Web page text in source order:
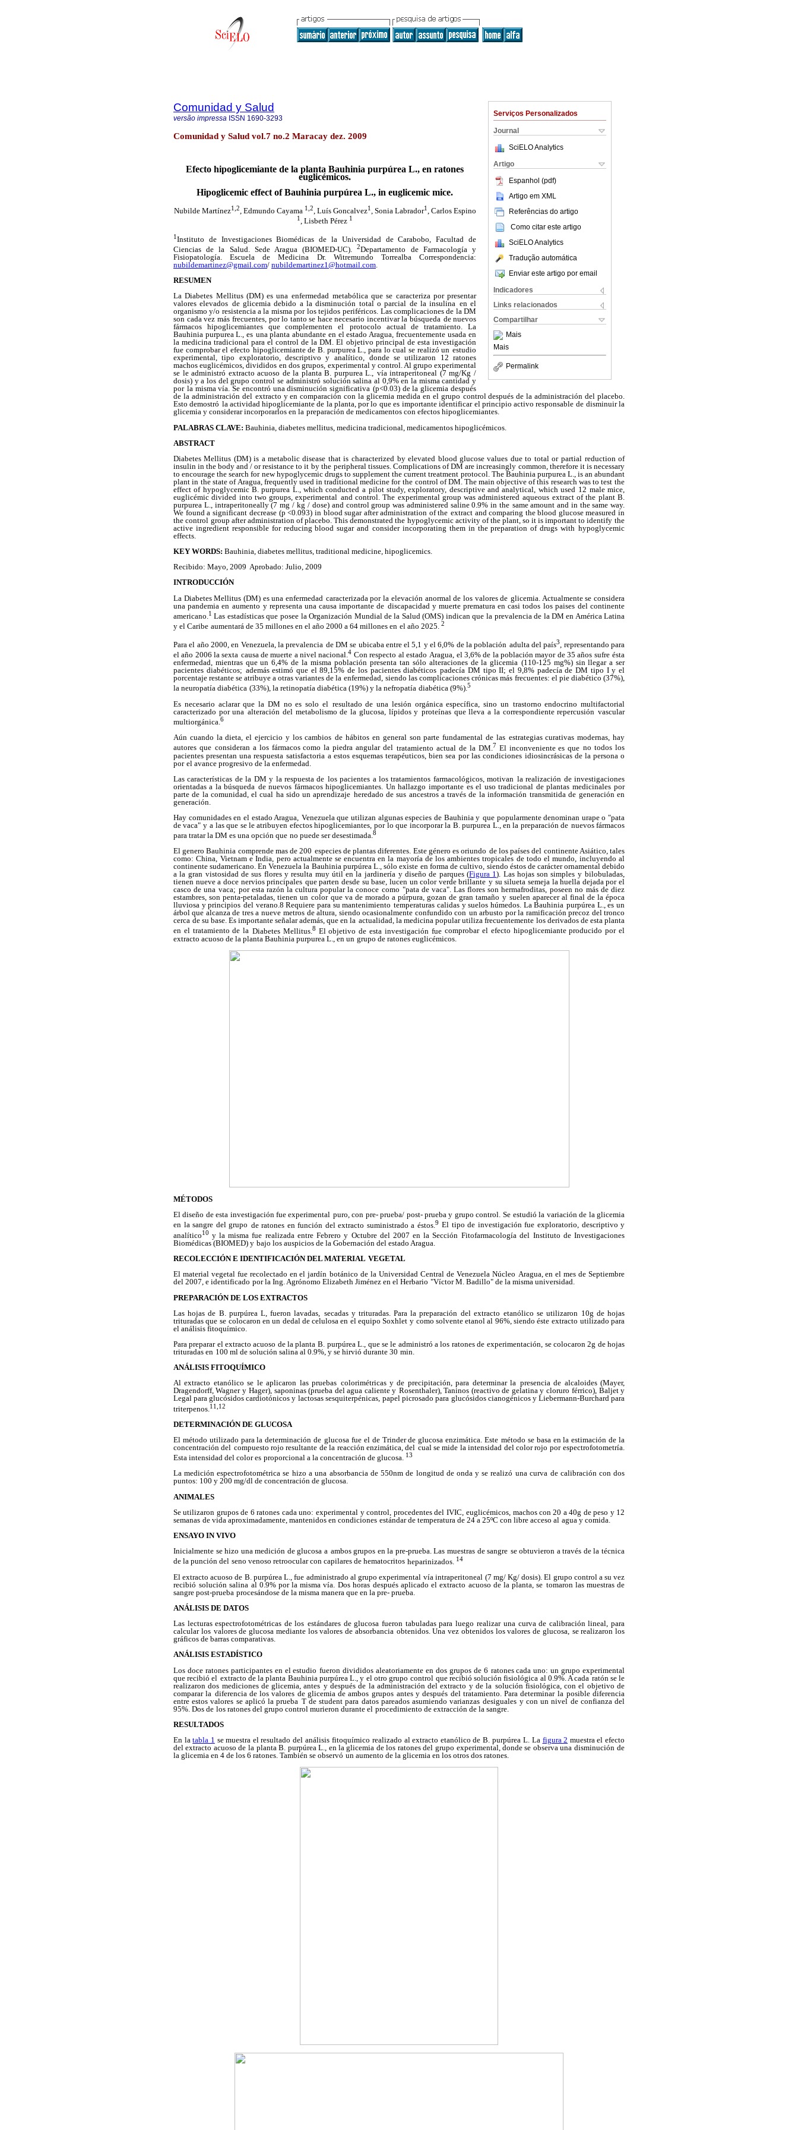
Serviços Personalizados
Journal
SciELO Analytics
Artigo
Espanhol (pdf)
Artigo em XML
Referências do artigo
Como citar este artigo
SciELO Analytics
Tradução automática
Enviar este artigo por email
Indicadores
Links relacionados
Compartilhar
Mais
Mais
Permalink
Comunidad y Salud
versão impressa ISSN 1690-3293
Comunidad y Salud vol.7 no.2 Maracay dez. 2009
Efecto hipoglicemiante de la planta Bauhinia purpúrea L., en ratones
euglicémicos.
Hipoglicemic effect of Bauhinia purpúrea L., in euglicemic mice.
Nubilde Martínez1,2 , Edmundo Cayama 1,2 , Luís Goncalvez1 , Sonia Labrador1 , Carlos Espino
1, Lisbeth Pérez 1
1Instituto de Investigaciones Biomédicas de la Universidad de Carabobo, Facultad de
Ciencias de la Salud. Sede Aragua (BIOMED-UC).2Departamento de Farmacología y
Fisiopatología. Escuela de Medicina Dr. Witremundo Torrealba Correspondencia:
nubildemartinez@gmail.com/ nubildemartinez1@hotmail.com
RESUMEN
La Diabetes Mellitus (DM) es una enfermedad metabólica que se caracteriza por presentar
valores elevados de glicemia debido a la disminución total o parcial de la insulina en el
organismo y/o resistencia a la misma por los tejidos periféricos. Las complicaciones de la DM
son cada vez más frecuentes, por lo tanto se hace necesario incentivar la búsqueda de nuevos
fármacos hipoglicemiantes que complementen el
protocolo actual de tratamiento. La
Bauhinia purpurea L., es una planta abundante en el estado Aragua, frecuentemente usada en
la medicina tradicional para el control de la DM. El objetivo principal de esta investigación
fue comprobar el efecto hipoglicemiante de B. purpurea L., para lo cual se realizó un estudio
experimental, tipo exploratorio, descriptivo y analítico, donde se utilizaron 12 ratones
machos euglicémicos, divididos en dos grupos, experimental y control. Al grupo experimental
se le administró extracto acuoso de la planta B. purpurea L., vía intraperitoneal (7 mg/Kg /
dosis) y a los del grupo control se administró solución salina al 0,9% en la misma cantidad y
por la misma vía. Se encontró una disminución significativa (p<0.03) de la glicemia después
de la administración del extracto y en comparación con la glicemia medida en el grupo control después de la administración del placebo.
Esto demostró la actividad hipoglicemiante de la planta, por lo que es importante identificar el principio activo responsable de disminuir la
glicemia y considerar incorporarlos en la preparación de medicamentos con efectos hipoglicemiantes.
PALABRAS CLAVE: Bauhinia, diabetes mellitus, medicina tradicional, medicamentos hipoglicémicos.
ABSTRACT
Diabetes Mellitus (DM) is a metabolic disease that is characterized by elevated blood glucose values due to total or partial reduction of
insulin in the body and / or resistance to it by the peripheral tissues. Complications of DM are increasingly common, therefore it is necessary
to encourage the search for new hypoglycemic drugs to supplement the current treatment protocol. The Bauhinia purpurea L., is an abundant
plant in the state of Aragua, frequently used in traditional medicine for the control of DM. The main objective of this research was to test the
effect of hypoglycemic B. purpurea L., which conducted a pilot study, exploratory, descriptive and analytical, which used 12 male mice,
euglicémic divided into two groups, experimental and control. The experimental group was administered aqueous extract of the plant B.
purpurea L., intraperitoneally (7 mg / kg / dose) and control group was administered saline 0.9% in the same amount and in the same way.
We found a significant decrease (p <0.093) in blood sugar after administration of the extract and comparing the blood glucose measured in
the control group after administration of placebo. This demonstrated the hypoglycemic activity of the plant, so it is important to identify the
active ingredient responsible for reducing blood sugar and consider incorporating them in the preparation of drugs with hypoglycemic
effects.
KEY WORDS: Bauhinia, diabetes mellitus, traditional medicine, hipoglicemics.
Recibido: Mayo, 2009 Aprobado: Julio, 2009
INTRODUCCIÓN
La Diabetes Mellitus (DM) es una enfermedad caracterizada por la elevación anormal de los valores de glicemia. Actualmente se considera
una pandemia en aumento y representa una causa importante de discapacidad y muerte prematura en casi todos los paises del continente
americano. 1 Las estadísticas que posee la Organización Mundial de la Salud (OMS) indican que la prevalencia de la DM en América Latina
y el Caribe aumentará de 35 millones en el año 2000 a 64 millones en el año 2025. 2
Para el año 2000, en Venezuela, la prevalencia de DM se ubicaba entre el 5,1 y el 6,0% de la población adulta del país3
, representando para
el año 2006 la sexta causa de muerte a nivel nacional.4 Con respecto al estado Aragua, el 3,6% de la población mayor de 35 años sufre ésta
enfermedad, mientras que un 6,4% de la misma población presenta tan sólo alteraciones de la glicemia (110-125 mg%) sin llegar a ser
pacientes diabéticos; además estimó que el 89,15% de los pacientes diabéticos padecía DM tipo II; el 9,8% padecía de DM tipo I y el
porcentaje restante se atribuye a otras variantes de la enfermedad, siendo las complicaciones crónicas más frecuentes: el pie diabético (37%),
la neuropatía diabética (33%), la retinopatía diabética (19%) y la nefropatía diabética (9%).5
Es necesario aclarar que la DM no es solo el resultado de una lesión orgánica específica, sino un trastorno endocrino multifactorial
caracterizado por una alteración del metabolismo de la glucosa, lípidos y proteínas que lleva a la correspondiente repercusión vascular
multiorgánica.6
Aún cuando la dieta, el ejercicio y los cambios de hábitos en general son parte fundamental de las estrategias curativas modernas, hay
autores que consideran a los fármacos como la piedra angular del tratamiento actual de la DM. 7 El inconveniente es que no todos los
pacientes presentan una respuesta satisfactoria a estos esquemas terapéuticos, bien sea por las condiciones idiosincrásicas de la persona o
por el avance progresivo de la enfermedad.
Las características de la DM y la respuesta de los pacientes a los tratamientos farmacológicos, motivan la realización de investigaciones
orientadas a la búsqueda de nuevos fármacos hipoglicemiantes. Un hallazgo importante es el uso tradicional de plantas medicinales por
parte de la comunidad, el cual ha sido un aprendizaje heredado de sus ancestros a través de la información transmitida de generación en
generación.
Hay comunidades en el estado Aragua, Venezuela que utilizan algunas especies de Bauhinia y que popularmente denominan urape o "pata
de vaca" y a las que se le atribuyen efectos hipoglicemiantes, por lo que incorporar la B. purpurea L., en la preparación de nuevos fármacos
para tratar la DM es una opción que no puede ser desestimada.8
El genero Bauhinia comprende mas de 200 especies de plantas diferentes. Este género es oriundo de los países del continente Asiático, tales
como: China, Vietnam e India, pero actualmente se encuentra en la mayoría de los ambientes tropicales de todo el mundo, incluyendo al
continente sudamericano. En Venezuela la Bauhinia purpúrea L., sólo existe en forma de cultivo, siendo éstos de carácter ornamental debido
a la gran vistosidad de sus flores y resulta muy útil en la jardinería y diseño de parques (Figura 1). Las hojas son simples y bilobuladas,
tienen nueve a doce nervios principales que parten desde su base, lucen un color verde brillante y su silueta semeja la huella dejada por el
casco de una vaca; por esta razón la cultura popular la conoce como "pata de vaca". Las flores son hermafroditas, poseen no más de diez
estambres, son penta-petaladas, tienen un color que va de morado a púrpura, gozan de gran tamaño y suelen aparecer al final de la época
lluviosa y principios del verano.8 Requiere para su mantenimiento temperaturas calidas y suelos húmedos. La Bauhinia purpúrea L., es un
árbol que alcanza de tres a nueve metros de altura, siendo ocasionalmente confundido con un arbusto por la ramificación precoz del tronco
cerca de su base. Es importante señalar además, que en la actualidad, la medicina popular utiliza frecuentemente los derivados de esta planta
en el tratamiento de la Diabetes Mellitus. 8 El objetivo de esta investigación fue comprobar el efecto hipoglicemiante producido por el
extracto acuoso de la planta Bauhinia purpurea L., en un grupo de ratones euglicémicos.
MÉTODOS
El diseño de esta investigación fue experimental puro, con pre- prueba/ post- prueba y grupo control. Se estudió la variación de la glicemia
en la sangre del grupo de ratones en función del extracto suministrado a éstos. 9 El tipo de investigación fue exploratorio, descriptivo y
analítico10 y la misma fue realizada entre Febrero y Octubre del 2007 en la Sección Fitofarmacología del Instituto de Investigaciones
Biomédicas (BIOMED) y bajo los auspicios de la Gobernación del estado Aragua.
RECOLECCIÓN E IDENTIFICACIÓN DEL MATERIAL VEGETAL
El material vegetal fue recolectado en el jardín botánico de la Universidad Central de Venezuela Núcleo Aragua, en el mes de Septiembre
del 2007, e identificado por la Ing. Agrónomo Elizabeth Jiménez en el Herbario "Víctor M. Badillo" de la misma universidad.
PREPARACIÓN DE LOS EXTRACTOS
Las hojas de B. purpúrea L, fueron lavadas,
secadas y trituradas. Para la preparación del extracto etanólico se utilizaron 10g de hojas
trituradas que se colocaron en un dedal de celulosa en el equipo Soxhlet y como solvente etanol al 96%, siendo éste extracto utilizado para
el análisis fitoquímico.
Para preparar el extracto acuoso de la planta B. purpúrea L., que se le administró a los ratones de experimentación, se colocaron 2g de hojas
trituradas en 100 ml de solución salina al 0.9%, y se hirvió durante 30 min.
ANÁLISIS FITOQUÍMICO
Al extracto etanólico se le aplicaron las pruebas colorimétricas y de precipitación, para determinar la presencia de alcaloides (Mayer,
Dragendorff, Wagner y Hager), saponinas (prueba del agua caliente y Rosenthaler), Taninos (reactivo de gelatina y cloruro férrico), Baljet y
Legal para glucósidos cardiotónicos y lactosas sesquiterpénicas, papel picrosado para glucósidos cianogénicos y Liebermann-Burchard para
triterpenos. 11,12
DETERMINACIÓN DE GLUCOSA
El método utilizado para la determinación de glucosa fue el de Trinder de glucosa enzimática. Este método se basa en la estimación de la
concentración del compuesto rojo resultante de la reacción enzimática, del cual se mide la intensidad del color rojo por espectrofotometría.
Esta intensidad del color es proporcional a la concentración de glucosa. 13
La medición espectrofotométrica se hizo a una absorbancia de 550nm de longitud de onda y se realizó una curva de calibración con dos
puntos: 100 y 200 mg/dl de concentración de glucosa.
ANIMALES
Se utilizaron grupos de 6 ratones cada uno: experimental y control, procedentes del IVIC, euglicémicos, machos con 20 a 40g de peso y 12
semanas de vida aproximadamente, mantenidos en condiciones estándar de temperatura de 24 a 25ºC con libre acceso al agua y comida.
ENSAYO IN VIVO
Inicialmente se hizo una medición de glucosa a ambos grupos en la pre-prueba. Las muestras de sangre se obtuvieron a través de la técnica
de la punción del seno venoso retroocular con capilares de hematocritos heparinizados. 14
El extracto acuoso de B. purpúrea L., fue administrado al grupo experimental vía intraperitoneal (7 mg/ Kg/ dosis). El grupo control a su vez
recibió solución salina al 0.9% por la misma vía. Dos horas después aplicado el extracto acuoso de la planta, se tomaron las muestras de
sangre post-prueba procesándose de la misma manera que en la pre- prueba.
ANÁLISIS DE DATOS
Las lecturas espectrofotométricas de los estándares de glucosa fueron tabuladas para luego realizar una curva de calibración lineal, para
calcular los valores de glucosa mediante los valores de absorbancia obtenidos. Una vez obtenidos los valores de glucosa, se realizaron los
gráficos de barras comparativas.
ANÁLISIS ESTADÍSTICO
Los doce ratones participantes en el estudio fueron divididos aleatoriamente en dos grupos de 6 ratones cada uno: un grupo experimental
que recibió el extracto de la planta Bauhinia purpúrea L., y el otro grupo control que recibió solución fisiológica al 0.9%. A cada ratón se le
realizaron dos mediciones de glicemia, antes y después de la administración del extracto y de la solución fisiológica, con el objetivo de
comparar la diferencia de los valores de glicemia de ambos grupos antes y después del tratamiento. Para determinar la posible diferencia
entre estos valores se aplicó la prueba T de student para datos pareados asumiendo varianzas desiguales y con un nivel de confianza del
95%. Dos de los ratones del grupo control murieron durante el procedimiento de extracción de la sangre.
RESULTADOS
En latabla 1 se muestra el resultado del análisis fitoquímico realizado al extracto etanólico de B. purpúrea L. La figura 2 muestra el efecto
del extracto acuoso de la planta B. purpúrea L., en la glicemia de los ratones del grupo experimental, donde se observa una disminución de
la glicemia en 4 de los 6 ratones. También se observó un aumento de la glicemia en los otros dos ratones.